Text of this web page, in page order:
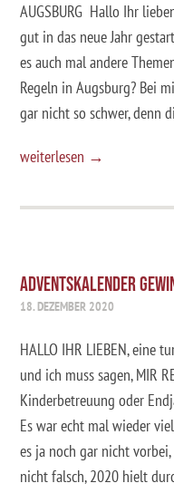
AUGSBURG Hallo Ihr
gut in das neue Jahr
es auch mal andere
Regeln in Augsburg? Bei
gar nicht so schwer, denn
weiterlesen →
ADVENTSKALENDER
18. DEZEMBER 2020
HALLO IHR LIEBEN, eine
und ich muss sagen, MIR
Kinderbetreuung oder
Es war echt mal wieder
es ja noch gar nicht
nicht falsch, 2020 hielt